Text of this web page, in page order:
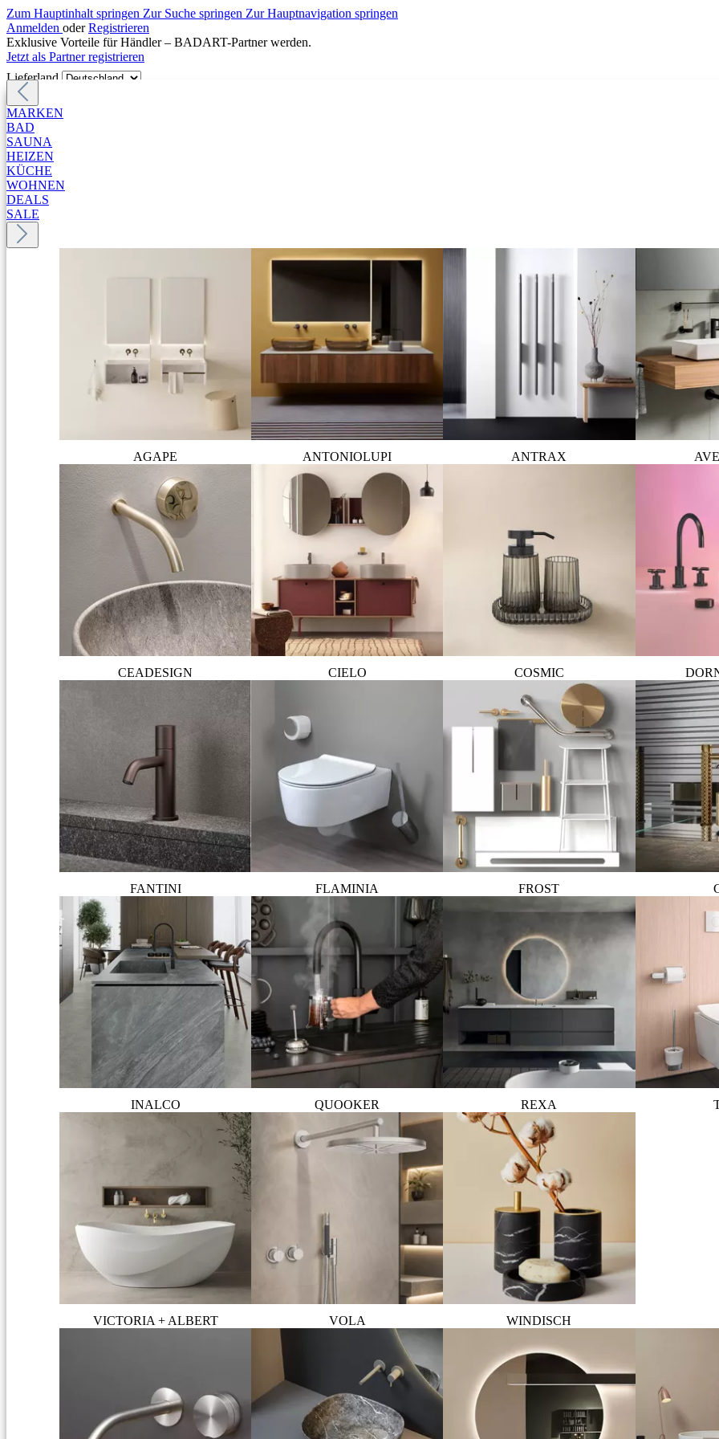
Zum Hauptinhalt springen Zur Suche springen Zur Hauptnavigation springen
Anmelden oder Registrieren
Exklusive Vorteile für Händler – BADART-Partner werden.
Jetzt als Partner registrieren
Lieferland
MARKEN
BAD
SAUNA
HEIZEN
KÜCHE
WOHNEN
DEALS
SALE
AGAPE ANTONIOLUPI ANTRAX
CEADESIGN CIELO COSMIC
FANTINI FLAMINIA FROST
INALCO QUOOKER REXA
VICTORIA + ALBERT VOLA WINDISCH